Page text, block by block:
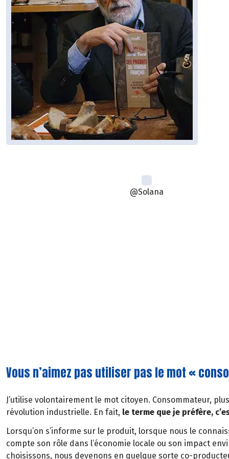
@Solana
Vous n’aimez pas utiliser pas le mot «
J’utilise volontairement le mot citoyen. Consommateur,
révolution industrielle. En fait, le terme que je préfère,
Lorsqu’on s’informe sur le produit, lorsque nous le
compte son rôle dans l’économie locale ou son impact
choisissons, nous devenons en quelque sorte co-